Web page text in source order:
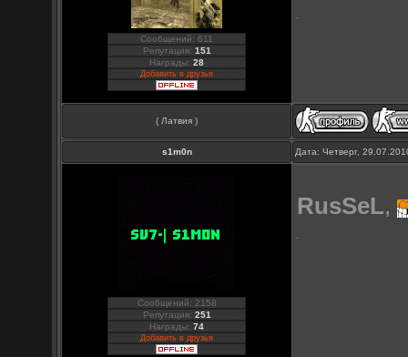
Сообщений: 611
Репутация: 151
Награды:28
Добавить в друзья
( Латвия )
s1m0n Дата: Четверг,
Сообщений: 2158
Репутация: 251
Награды:74
Добавить в друзья
RusSeL,